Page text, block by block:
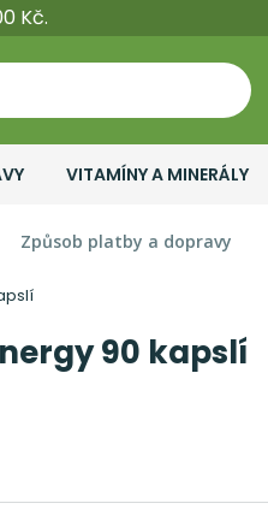
Kč.
VITAMÍNY A MINERÁLY
Způsob platby a dopravy
90 kapslí